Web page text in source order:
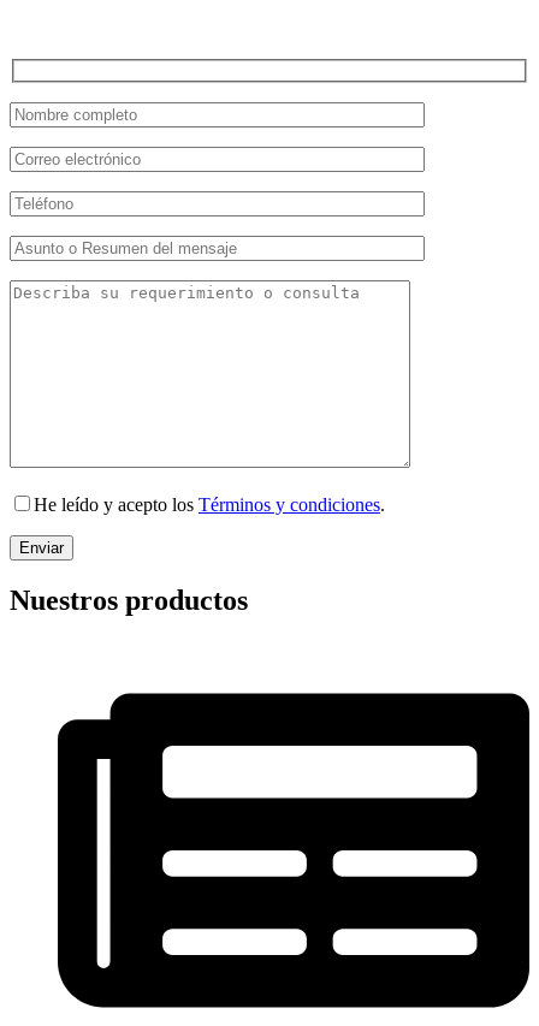
He leído y acepto los Términos y condiciones.
Nuestros productos